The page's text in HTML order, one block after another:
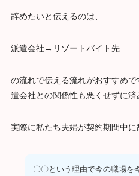
辞めたいと伝えるのは、
派遣会社→リゾートバイト先
の流れで伝える流れがおすすめ
遣会社との関係性も悪くせずに済
実際に私たち夫婦が契約期間中に
〇〇という理由で今の職場を